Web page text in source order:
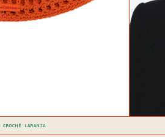
CROCHÊ LARANJA